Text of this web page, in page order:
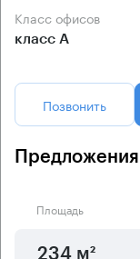
Класс офисов
класс А
Позвонить
Площадь
234 м²